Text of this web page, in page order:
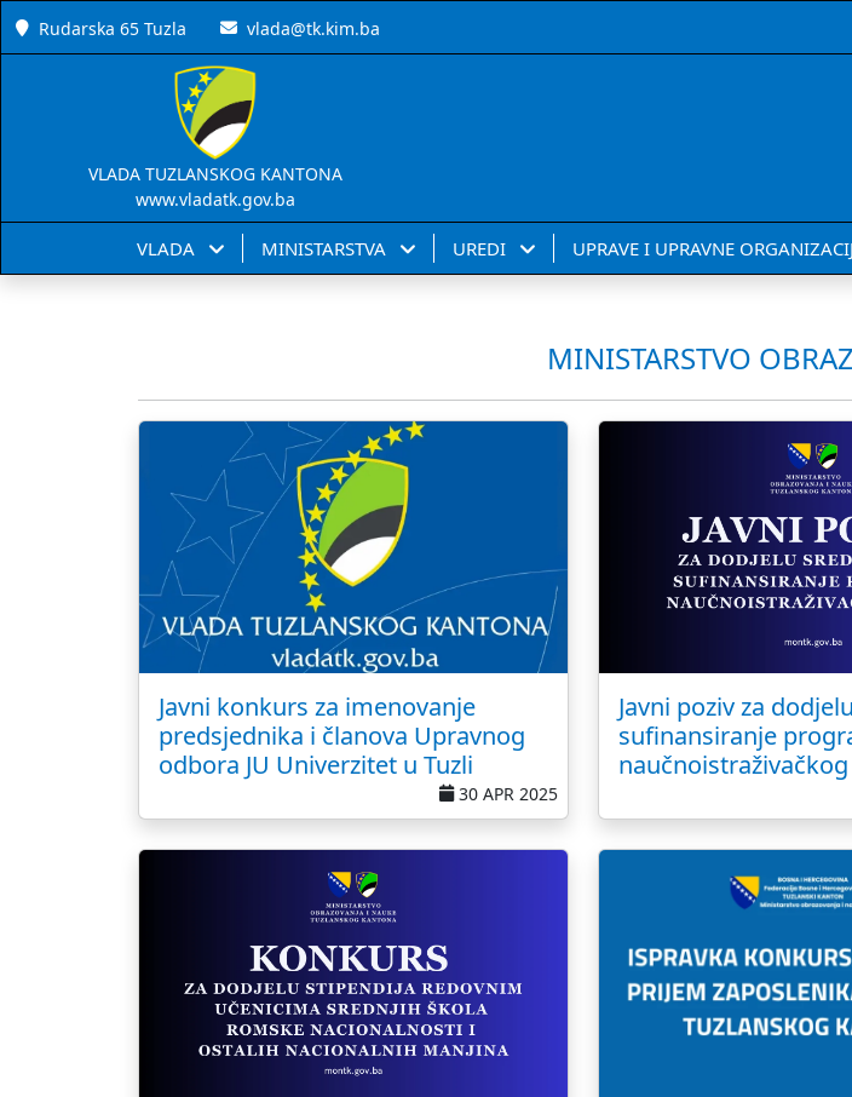
Rudarska 65 Tuzla vlada@tk.kim.ba
VLADA TUZLANSKOG KANTONA
www.vladatk.gov.ba
VLADA MINISTARSTVA UREDI UPRAVE I UPRAVNE
MINISTARSTVO
Javni konkurs za imenovanje
predsjednika i članova Upravnog
odbora JU Univerzitet u Tuzli
30 APR 2025
Javni poziv za
sufinansiranje